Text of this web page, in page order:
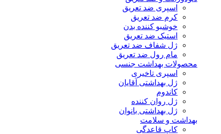
اسپری ضد تعریق
کرم ضد تعریق
خوشبو کننده بدن
استیک ضد تعریق
ژل شفاف ضد تعریق
مام رول ضد تعریق
محصولات بهداشت جنسی
اسپری تاخیری
ژل بهداشتی آقایان
کاندوم
ژل روان کننده
ژل بهداشتی بانوان
بهداشت و سلامت
کاپ قاعدگی